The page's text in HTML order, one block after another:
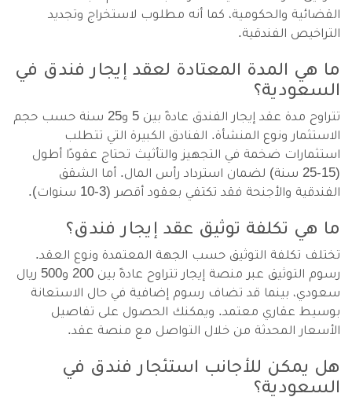
القضائية والحكومية، كما أنه مطلوب لاستخراج وتجديد
التراخيص الفندقية.
ما هي المدة المعتادة لعقد إيجار فندق في
السعودية؟
تتراوح مدة عقد إيجار الفندق عادةً بين 5 و25 سنة حسب حجم
الاستثمار ونوع المنشأة. الفنادق الكبيرة التي تتطلب
استثمارات ضخمة في التجهيز والتأثيث تحتاج عقودًا أطول
(15-25 سنة) لضمان استرداد رأس المال. أما الشقق
الفندقية والأجنحة فقد تكتفي بعقود أقصر (3-10 سنوات).
ما هي تكلفة توثيق عقد إيجار فندق؟
تختلف تكلفة التوثيق حسب الجهة المعتمدة ونوع العقد.
رسوم التوثيق عبر منصة إيجار تتراوح عادةً بين 200 و500 ريال
سعودي، بينما قد تضاف رسوم إضافية في حال الاستعانة
بوسيط عقاري معتمد. ويمكنك الحصول على تفاصيل
الأسعار المحدثة من خلال التواصل مع منصة عقد.
هل يمكن للأجانب استئجار فندق في
السعودية؟